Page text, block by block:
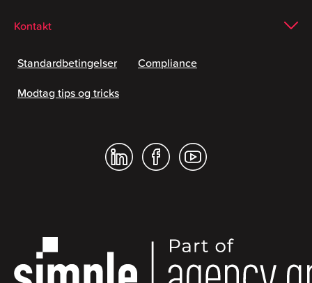
Kontakt
Standardbetingelser
Compliance
Modtag tips og tricks